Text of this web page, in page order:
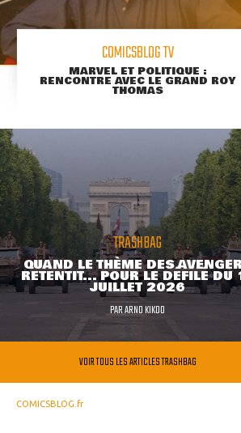
COMICSBLOG TV
MARVEL ET POLITIQUE :
RENCONTRE AVEC LE GRAND ROY
THOMAS
TRASHBAG
QUAND LE THÈME DES
RETENTIT... POUR LE DÉFILÉ DU
JUILLET 2026
PARARNO KIKOO
VOIR TOUS LES ARTICLES TRASHBAG
COMICSBLOG.fr